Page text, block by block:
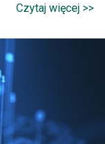
Czytaj więcej >>